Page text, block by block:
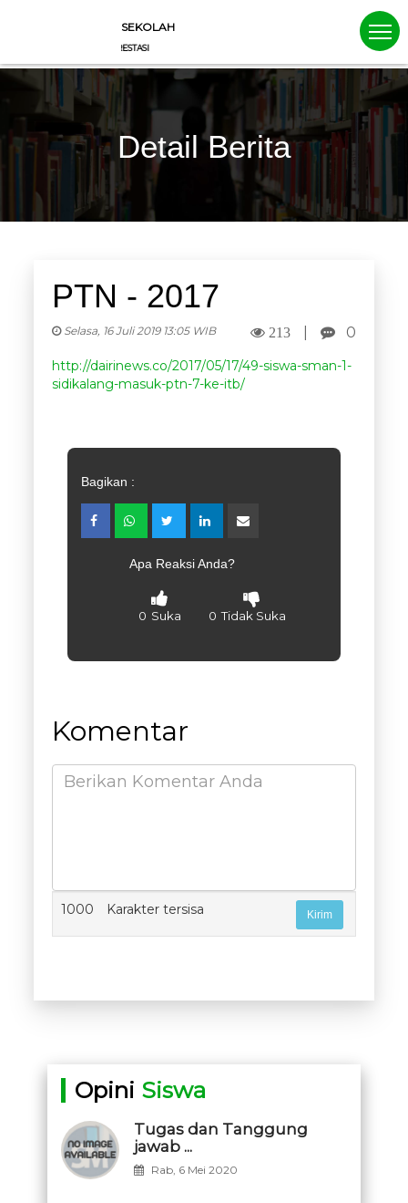
SEKOLAH
SEKOLAH CERDAS BERPRESTASI
Detail Berita
PTN - 2017
Selasa, 16 Juli 2019 13:05 WIB 213 0
http://dairinews.co/2017/05/17/49-siswa-sman-1-
sidikalang-masuk-ptn-7-ke-itb/
Bagikan :
Apa Reaksi Anda?
0 Suka 0 Tidak Suka
Komentar
1000 Karakter tersisa
Opini Siswa
Tugas dan Tanggung
jawab ...
Rab, 6 Mei 2020